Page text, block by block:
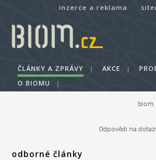
inzerce a reklama
ČLÁNKY A ZPRÁVY | AKCE |
O BIOMU
|
Odpovědi na
odborné články